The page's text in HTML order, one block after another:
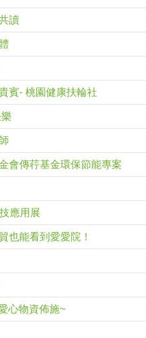
讀
賓- 桃園健康扶輪社
會傳荇基金環保節能專案
應用展
也能看到愛愛院！
心物資佈施~